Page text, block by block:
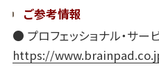
ご参考情報
● プロフェッショナル・サー
https://